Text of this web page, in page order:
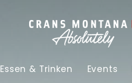
Essen & Trinken Events